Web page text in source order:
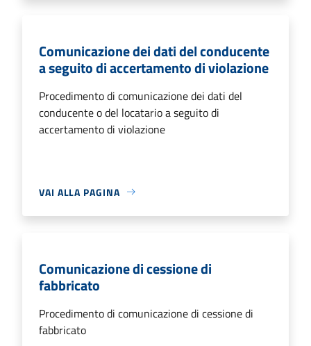
Comunicazione dei dati del conducente
a seguito di accertamento di violazione
Procedimento di comunicazione dei dati del
conducente o del locatario a seguito di
accertamento di violazione
VAI ALLA PAGINA
Comunicazione di cessione di
fabbricato
Procedimento di comunicazione di cessione di
fabbricato